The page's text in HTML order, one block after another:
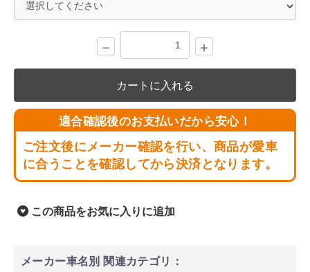
－ ＋
カートに入れる
適合確認後のお支払いだから安心！
ご注文後にメーカー確認を行い、商品が愛車
に合うことを確認してから決済となります。
この商品をお気に入りに追加
メーカー車名別 関連カテゴリ：